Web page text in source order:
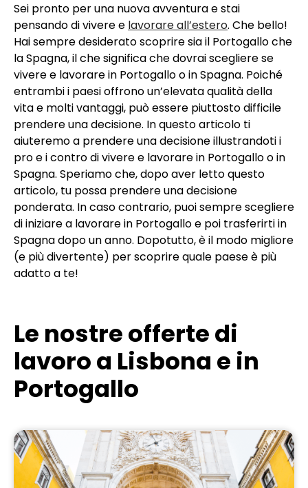
Sei pronto per una nuova avventura e stai
pensando di vivere e lavorare all’estero. Che bello!
Hai sempre desiderato scoprire sia il Portogallo che
la Spagna, il che significa che dovrai scegliere se
vivere e lavorare in Portogallo o in Spagna. Poiché
entrambi i paesi offrono un’elevata qualità della
vita e molti vantaggi, può essere piuttosto difficile
prendere una decisione. In questo articolo ti
aiuteremo a prendere una decisione illustrandoti i
pro e i contro di vivere e lavorare in Portogallo o in
Spagna. Speriamo che, dopo aver letto questo
articolo, tu possa prendere una decisione
ponderata. In caso contrario, puoi sempre scegliere
di iniziare a lavorare in Portogallo e poi trasferirti in
Spagna dopo un anno. Dopotutto, è il modo migliore
(e più divertente) per scoprire quale paese è più
adatto a te!
Le nostre offerte di
lavoro a Lisbona e in
Portogallo